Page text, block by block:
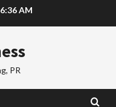
AM
PR